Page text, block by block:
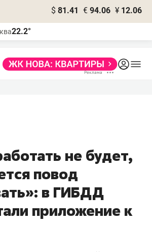
$ 81.41 € 94.06 ¥ 12.06
22.2°
не будет,
повод
в ГИБДД
приложение к